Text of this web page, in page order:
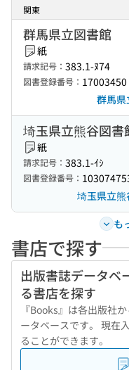
関東
群馬県立図書館
紙
請求記号： 383.1-ﾇ74
図書登録番号： 17003450
群馬
埼玉県立熊谷図書
紙
請求記号： 383.1-ｲｼ
図書登録番号：
埼玉県立
も
書店で探す
出版書誌データベ
る書店を探す
『Books』は各出版社
ータベースです。 現在
ることができます。